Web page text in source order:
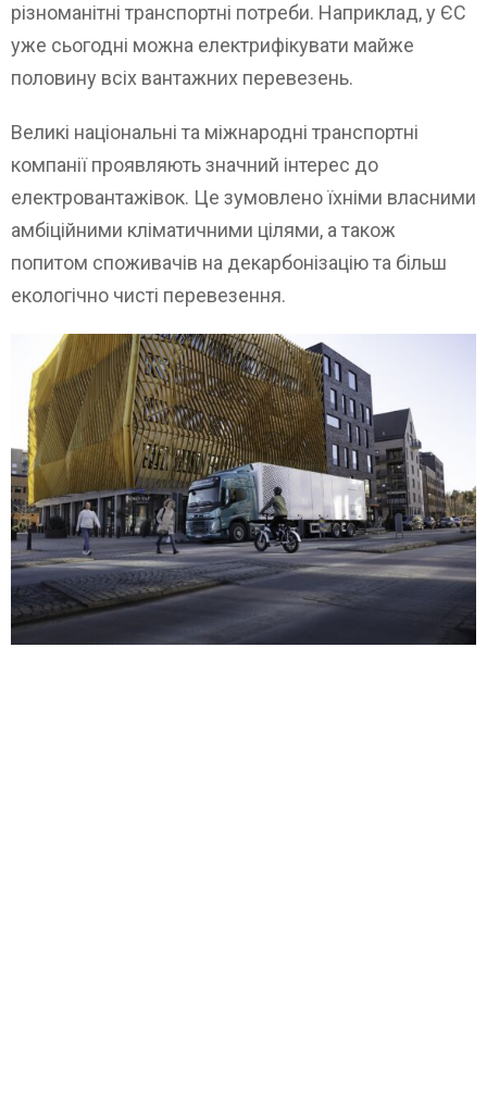
різноманітні транспортні потреби. Наприклад, у ЄС
уже сьогодні можна електрифікувати майже
половину всіх вантажних перевезень.
Великі національні та міжнародні транспортні
компанії проявляють значний інтерес до
електровантажівок. Це зумовлено їхніми власними
амбіційними кліматичними цілями, а також
попитом споживачів на декарбонізацію та більш
екологічно чисті перевезення.